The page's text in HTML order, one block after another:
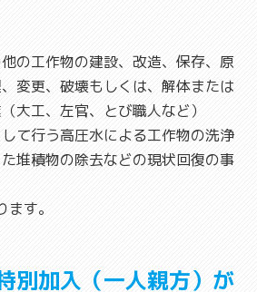
の工作物の建設、改造、保存、原
変更、破壊もしくは、解体または
大工、左官、とび職人など）
て行う高圧水による工作物の洗浄
堆積物の除去などの現状回復の事
す。
別加入（一人親方）が